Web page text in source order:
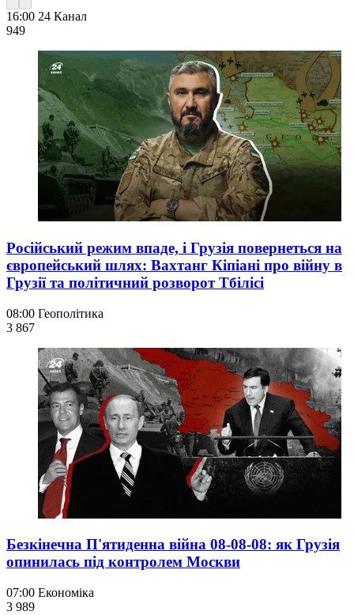
16:00 24 Канал
949
Російський режим впаде, і Грузія повернеться на
європейський шлях: Вахтанг Кіпіані про війну в
Грузії та політичний розворот Тбілісі
08:00 Геополітика
3 867
Безкінечна П'ятиденна війна 08-08-08: як Грузія
опинилась під контролем Москви
07:00 Економіка
3 989